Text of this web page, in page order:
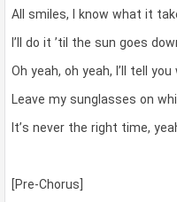
All smiles, I know what it
I’ll do it ’til the sun goes
Oh yeah, oh yeah, I’ll tell
Leave my sunglasses on
It’s never the right time,
[Pre-Chorus]